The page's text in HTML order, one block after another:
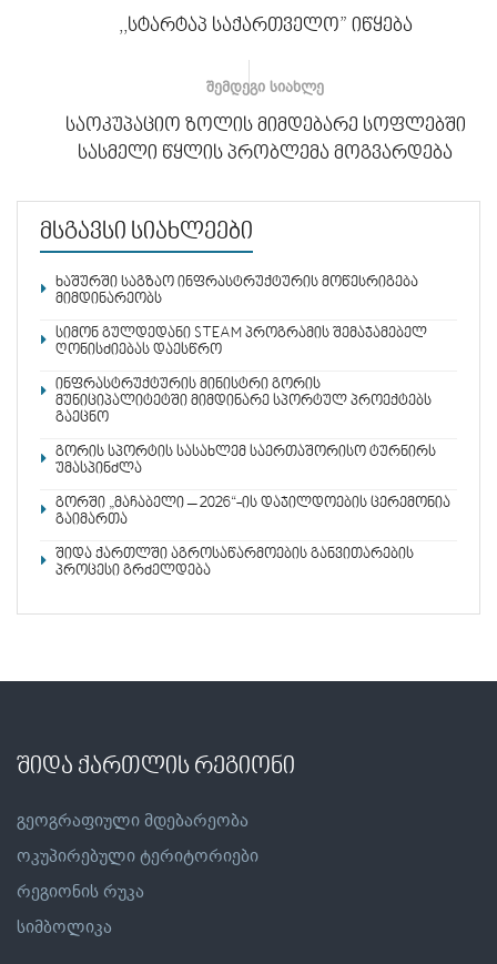
,,სტარტაპ საქართველო” იწყება
ᲨᲔᲛᲓᲔᲒᲘ ᲡᲘᲐᲮᲚᲔ
საოკუპაციო ზოლის მიმდებარე სოფლებში
სასმელი წყლის პრობლემა მოგვარდება
მსგავსი სიახლეები
ხაშურში საგზაო ინფრასტრუქტურის მოწესრიგება
მიმდინარეობს
სიმონ გულდედანი STEAM პროგრამის შემაჯამებელ
ღონისძიებას დაესწრო
ინფრასტრუქტურის მინისტრი გორის
მუნიციპალიტეტში მიმდინარე სპორტულ პროექტებს
გაეცნო
გორის სპორტის სასახლემ საერთაშორისო ტურნირს
უმასპინძლა
გორში „მაჩაბელი – 2026“-ის დაჯილდოების ცერემონია
გაიმართა
შიდა ქართლში აგროსაწარმოების განვითარების
პროცესი გრძელდება
შიდა ქართლის რეგიონი
გეოგრაფიული მდებარეობა
ოკუპირებული ტერიტორიები
რეგიონის რუკა
სიმბოლიკა